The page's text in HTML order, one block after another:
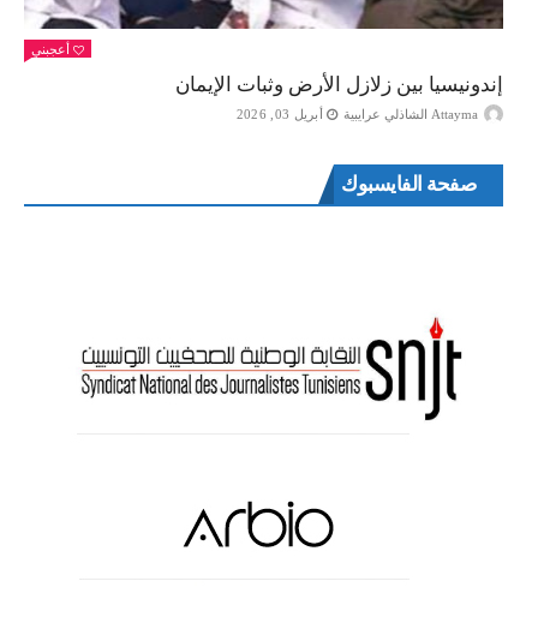
أعجبني
إندونيسيا بين زلازل الأرض وثبات الإيمان
Attayma الشاذلي عرايبية أبريل 03, 2026
صفحة الفايسبوك